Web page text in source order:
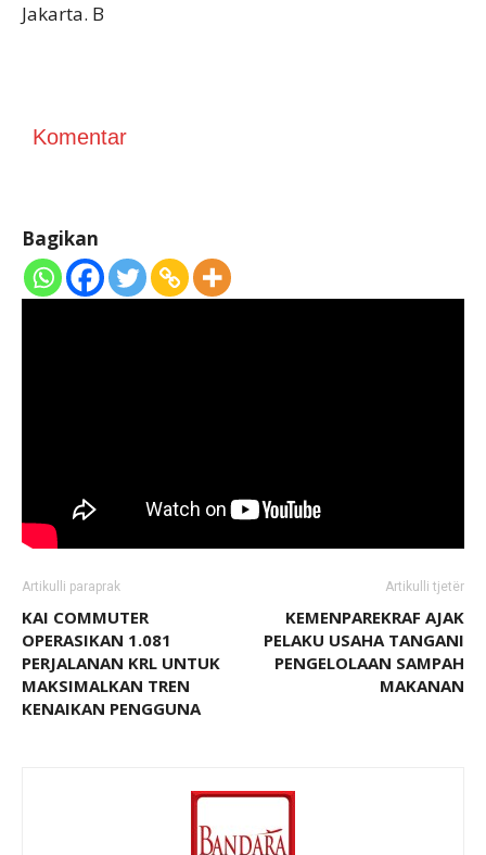
Jakarta. B
Komentar
Bagikan
Artikulli paraprak
KAI COMMUTER
OPERASIKAN 1.081
PERJALANAN KRL UNTUK
MAKSIMALKAN TREN
KENAIKAN PENGGUNA
Artikulli tjetër
KEMENPAREKRAF AJAK
PELAKU USAHA TANGANI
PENGELOLAAN SAMPAH
MAKANAN